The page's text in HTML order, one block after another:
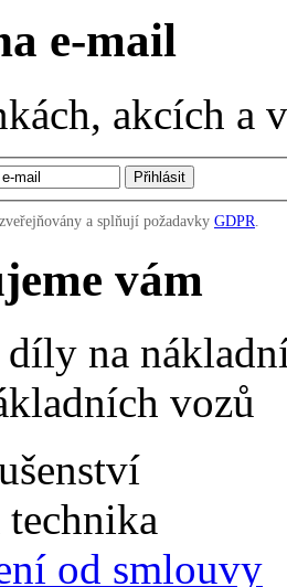
e-mail
akcích
a splňují požadavky GDPR
vám
díly na
vozů
od smlouvy